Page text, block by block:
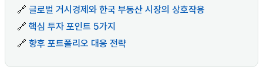
🔗 글로벌 거시경제와 한국 부동산 시장의 상호작용
🔗 핵심 투자 포인트 5가지
🔗 향후 포트폴리오 대응 전략